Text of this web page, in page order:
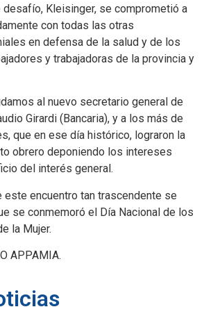
Kleisinger, se comprometió a
con todas las otras
en defensa de la salud y de los
y trabajadoras de la provincia y
al nuevo secretario general de
Girardi (Bancaria), y a los más de
que en ese día histórico, lograron la
obrero deponiendo los intereses
del interés general.
este encuentro tan trascendente se
se conmemoró el Día Nacional de los
la Mujer.
APPAMIA.